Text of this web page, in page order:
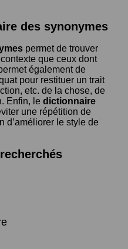
des synonymes
permet de trouver
que ceux dont
également de
pour restituer un trait
etc. de la chose, de
Enfin, le dictionnaire
une répétition de
d’améliorer le style de